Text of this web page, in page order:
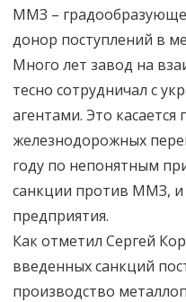
ММЗ –
донор поступлений в
Много лет завод на
тесно сотрудничал с
агентами. Это
железнодорожных
году по непонятным
санкции против ММЗ, и
предприятия.
Как отметил Сергей
введенных санкций
производство